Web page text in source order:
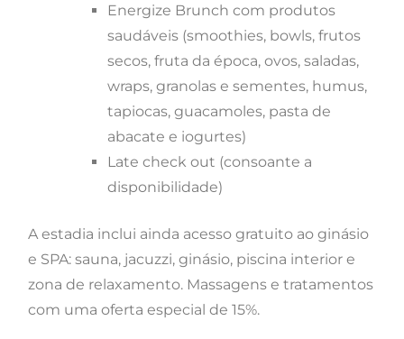
Energize Brunch com produtos
saudáveis (smoothies, bowls, frutos
secos, fruta da época, ovos, saladas,
wraps, granolas e sementes, humus,
tapiocas, guacamoles, pasta de
abacate e iogurtes)
Late check out (consoante a
disponibilidade)
A estadia inclui ainda acesso gratuito ao ginásio
e SPA: sauna, jacuzzi, ginásio, piscina interior e
zona de relaxamento. Massagens e tratamentos
com uma oferta especial de 15%.